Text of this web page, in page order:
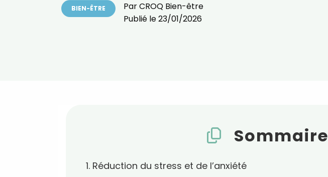
BIEN-ÊTRE ParCROQ Bien-être
Publié le23/01/2026
Sommaire
1. Réduction du stress et de l’anxiété